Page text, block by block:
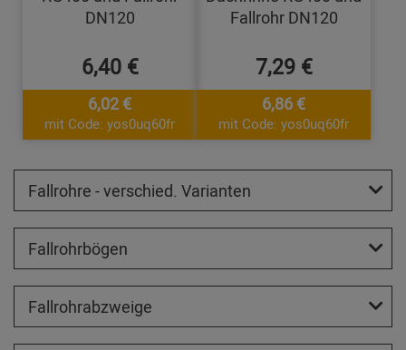
DN120
6,40 €
6,02 €
mit Code: yos0uq60fr
Fallrohr DN120
7,29 €
6,86 €
mit Code: yos0uq60fr
Fallrohre - verschied. Varianten
Fallrohrbögen
Fallrohrabzweige